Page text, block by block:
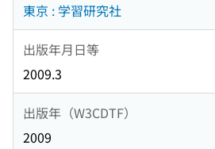
東京 : 学習研究社
出版年月日等
2009.3
出版年（W3CDTF）
2009